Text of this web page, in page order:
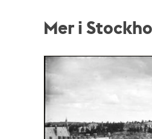
Mer i
Relaterade
poster
och
teman